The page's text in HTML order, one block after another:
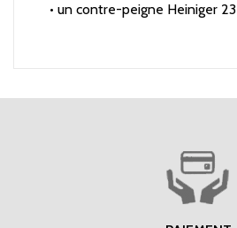
• un contre-peigne Heiniger